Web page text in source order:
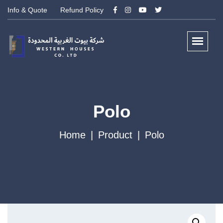
Info & Quote Refund Policy
Polo
Home Product Polo